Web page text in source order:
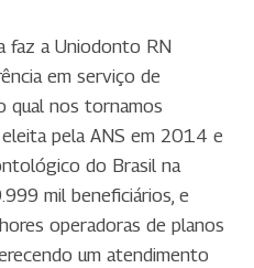
faz a Uniodonto RN
em serviço de
qual nos tornamos
pela ANS em 2014 e
do Brasil na
mil beneficiários, e
operadoras de planos
um atendimento